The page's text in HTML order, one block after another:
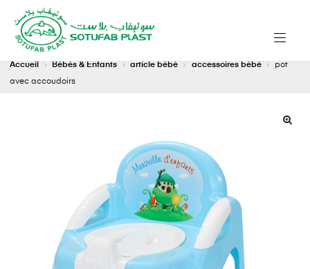
Accueil Bébés & Enfants article bébé accessoires bébé
pot
avec accoudoirs